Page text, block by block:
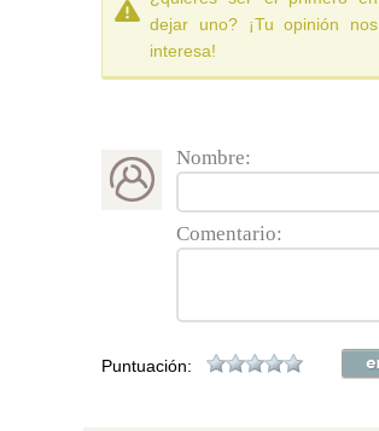
dejar uno? ¡Tu opinión nos
interesa!
Nombre:
Comentario:
Puntuación: